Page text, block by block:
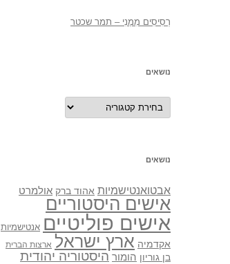
רְסִיסִים מִמֶנִי – תמר שכטר
נושאים
נושאים
נושאים
אבטואנטישמיות אהוד ברק אולמרט
אישים היסטוריים
אישים פוליטיים אנטישמיות
אקדמיה ארץ ישראל ארצות הברית
בן גוריון הומור היסטוריה יהודית